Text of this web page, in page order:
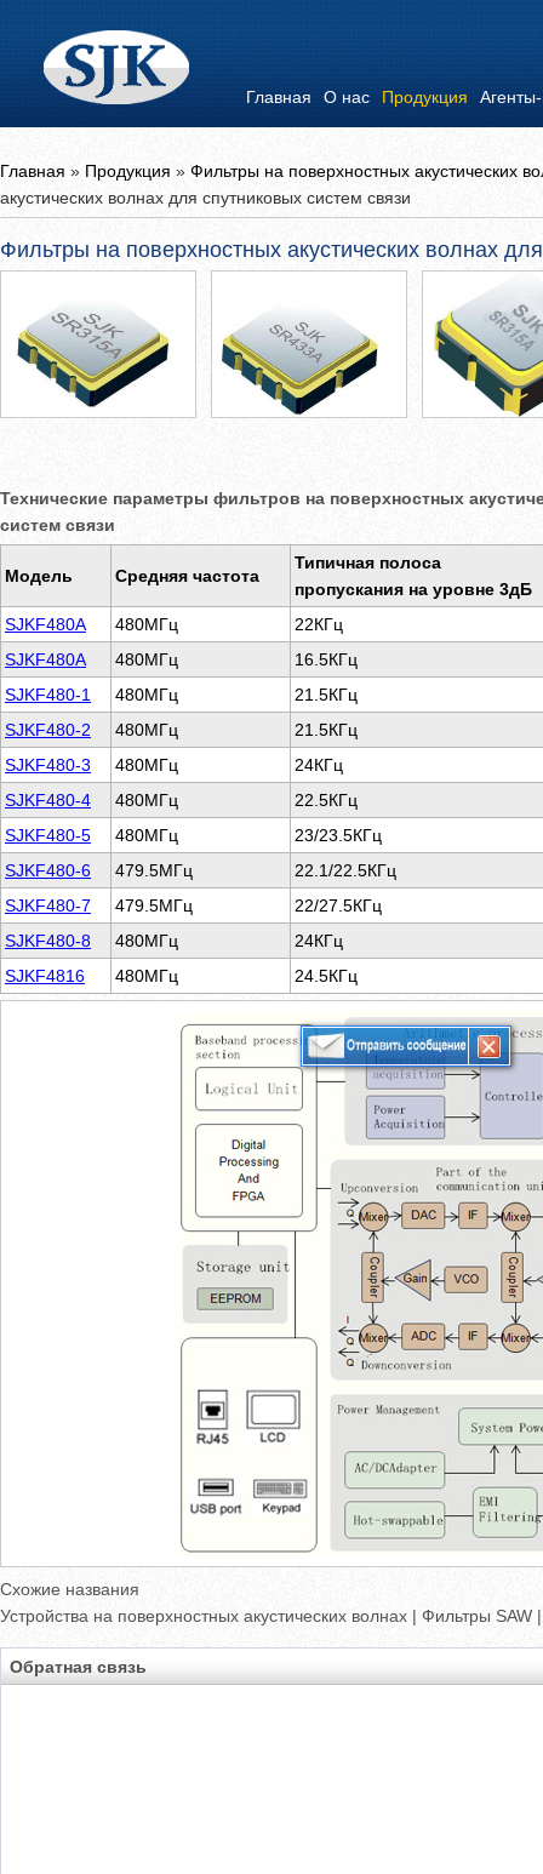
Главная О нас Продукция
Главная » Продукция » Фильтры на поверхностных акустических
акустических волнах для спутниковых систем связи
Фильтры на поверхностных акустических волнах
Технические параметры фильтров на поверхностных
систем связи
Модель Средняя частота
Типичная полоса
пропускания на уровне 3дБ
SJKF480A
480МГц
22КГц
SJKF480A
480МГц
16.5КГц
SJKF480-1
480МГц
21.5КГц
SJKF480-2
480МГц
21.5КГц
SJKF480-3
480МГц
24КГц
SJKF480-4
480МГц
22.5КГц
SJKF480-5
480МГц
23/23.5КГц
SJKF480-6
479.5МГц
22.1/22.5КГц
SJKF480-7
479.5МГц
22/27.5КГц
SJKF480-8
480МГц
24КГц
SJKF4816
480МГц 24.5КГц
Схожие названия
Устройства на поверхностных акустических волнах | Фильтры
Обратная связь